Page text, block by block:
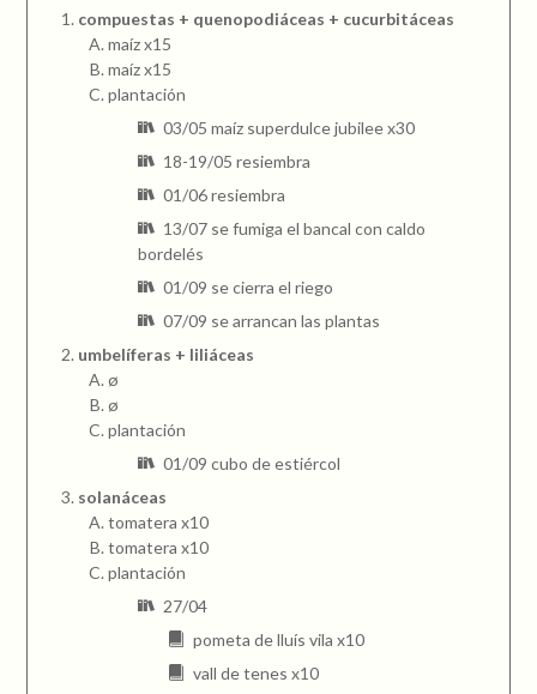
compuestas + quenopodiáceas + cucurbitáceas
maíz x15
maíz x15
plantación
03/05 maíz superdulce jubilee x30
18-19/05 resiembra
01/06 resiembra
13/07 se fumiga el bancal con caldo
bordelés
01/09 se cierra el riego
07/09 se arrancan las plantas
umbelíferas + liliáceas
ø
ø
plantación
01/09 cubo de estiércol
solanáceas
tomatera x10
tomatera x10
plantación
27/04
pometa de lluís vila x10
vall de tenes x10